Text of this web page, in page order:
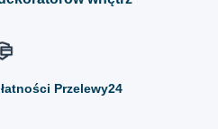
Przelewy24